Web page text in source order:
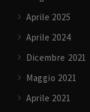
Aprile 2025
Aprile 2024
Dicembre 2021
Maggio 2021
Aprile 2021